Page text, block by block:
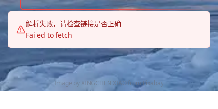
Image byXINGCHEN XIAOfromPixabay
解析失败，请检查链接是否正确
Failed to fetch